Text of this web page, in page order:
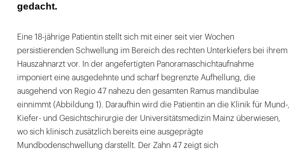
gedacht.
Eine 18-jährige Patientin stellt sich mit einer seit vier Wochen
persistierenden Schwellung im Bereich des rechten Unterkiefers bei ihrem
Hauszahnarzt vor. In der angefertigten Panoramaschichtaufnahme
imponiert eine ausgedehnte und scharf begrenzte Aufhellung, die
ausgehend von Regio 47 nahezu den gesamten Ramus mandibulae
einnimmt (Abbildung 1). Daraufhin wird die Patientin an die Klinik für Mund-,
Kiefer- und Gesichtschirurgie der Universitätsmedizin Mainz überwiesen,
wo sich klinisch zusätzlich bereits eine ausgeprägte
Mundbodenschwellung darstellt. Der Zahn 47 zeigt sich